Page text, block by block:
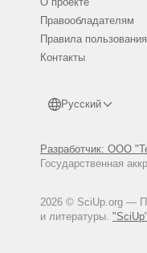
Правообладателям
Правила пользования
Контакты
Русский
Разработчик: ООО
Государственная
2026 © SciUp.org —
и литературы.